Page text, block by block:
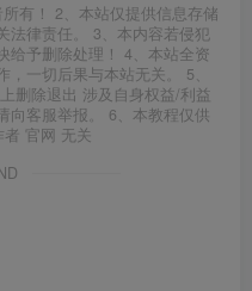
有！ 2、本站仅提供信息存储
法律责任。 3、本内容若侵犯
给予删除处理！ 4、本站全资
一切后果与本站无关。 5、
删除退出 涉及自身权益/利益
向客服举报。 6、本教程仅供
官网 无关